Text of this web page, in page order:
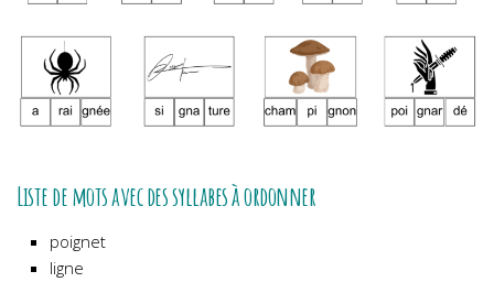
Liste de mots avec des syllabes à ordonner
poignet
ligne